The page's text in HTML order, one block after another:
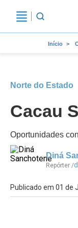
Início
Norte do Estado
Cacau
Oportunidades
Diná
Repórter /
Publicado em 01 de